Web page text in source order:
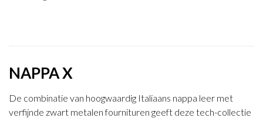
NAPPA X
De combinatie van hoogwaardig Italiaans nappa leer met
verfijnde zwart metalen fournituren geeft deze tech-collectie